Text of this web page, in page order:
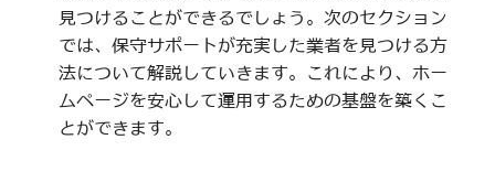
見つけることができるでしょう。次のセクション
では、保守サポートが充実した業者を見つける方
法について解説していきます。これにより、ホー
ムページを安心して運用するための基盤を築くこ
とができます。